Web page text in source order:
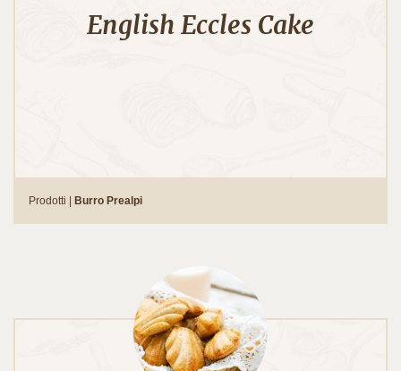
English Eccles Cake
Prodotti | Burro Prealpi